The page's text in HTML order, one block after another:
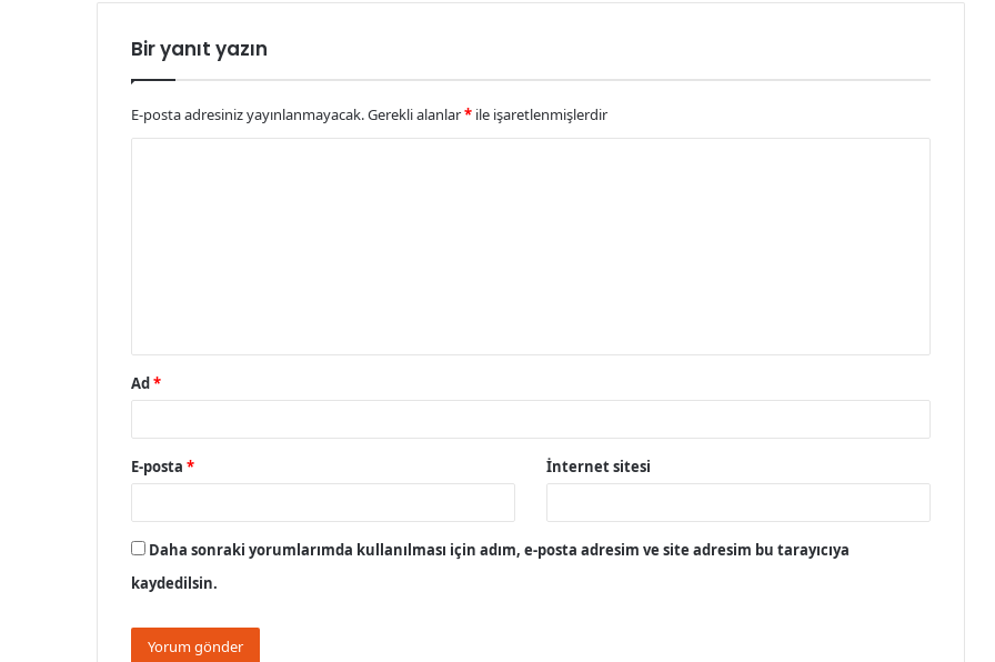
Bir yanıt yazın
E-posta adresiniz yayınlanmayacak.Gerekli alanlar* ile işaretlenmişlerdir
Ad*
E-posta * İnternet sitesi
Daha sonraki yorumlarımda kullanılması için adım, e-posta adresim ve site adresim bu tarayıcıya
kaydedilsin.